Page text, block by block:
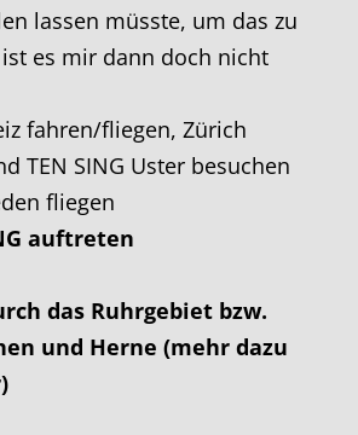
lassen müsste, um das zu
es mir dann doch nicht
fahren/fliegen, Zürich
TEN SING Uster besuchen
fliegen
auftreten
das Ruhrgebiet bzw.
und Herne (mehr dazu